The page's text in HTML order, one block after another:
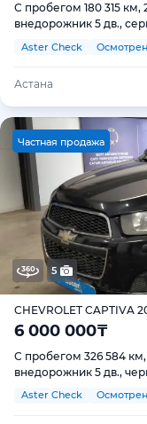
С пробегом 180 315 км,
внедорожник 5 дв.,
Aster Check
Астана
Частная продажа
5
CHEVROLET CAPTIVA
6 000 000₸
С пробегом 326 584
внедорожник 5 дв.,
Aster Check